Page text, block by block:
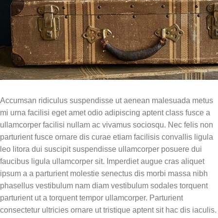
análise de casos práticos
12:00 - 13:00 – Intervalo para
Almoço
13:00 - 15:00 – Demonstração de
Análise Funcional IISCA
Apresentação de vídeos, análise
15:00 - 15:15 – Coffee-break
Simulação
Atividade em grupo para praticar
entrevistas e criar planos de
análise funcional
IISCA / SBT Dr Felipe Lemos
2º dia
Accumsan ridiculus suspendisse ut aenean malesuada metus
mi urna facilisi eget amet odio adipiscing aptent class fusce a
ullamcorper facilisi nullam ac vivamus sociosqu. Nec felis non
parturient fusce ornare dis curae etiam facilisis convallis ligula
leo litora dui suscipit suspendisse ullamcorper posuere dui
faucibus ligula ullamcorper sit. Imperdiet augue cras aliquet
ipsum a a parturient molestie senectus dis morbi massa nibh
phasellus vestibulum nam diam vestibulum sodales torquent
parturient ut a torquent tempor ullamcorper. Parturient
consectetur ultricies ornare ut tristique aptent sit hac dis iaculis.